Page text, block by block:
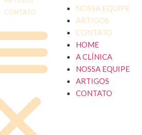
CONTATO
NOSSA EQUIPE
ARTIGOS
CONTATO
HOME
A CLÍNICA
NOSSA EQUIPE
ARTIGOS
CONTATO